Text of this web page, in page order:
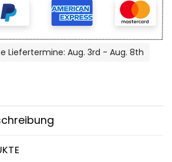
Liefertermine: Aug. 3rd - Aug. 8th